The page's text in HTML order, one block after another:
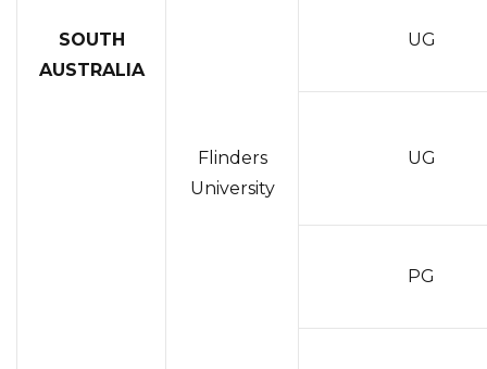
SOUTH
AUSTRALIA
Flinders
University
UG
UG
PG